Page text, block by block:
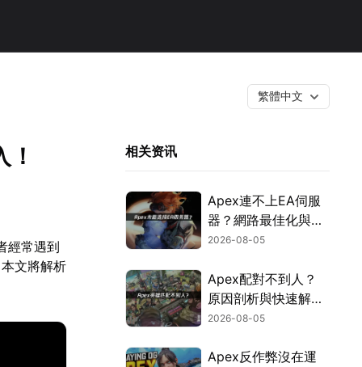
繁體中文
經常遇到
文將解析
相关资讯
Apex連不上EA伺服
器？網路最佳化與疑
難排解全攻略！
2026-08-05
Apex配對不到人？
原因剖析與快速解決
方式！
2026-08-05
Apex反作弊沒在運